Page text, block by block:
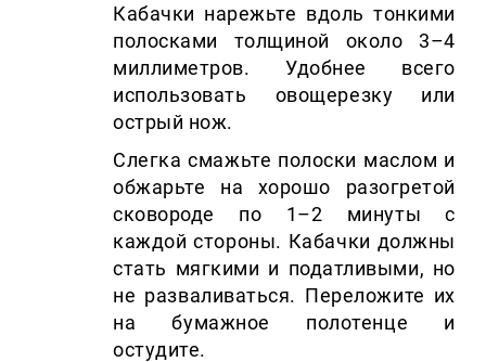
Кабачки нарежьте вдоль тонкими
полосками толщиной около 3–4
миллиметров. Удобнее всего
использовать овощерезку или
острый нож.
Слегка смажьте полоски маслом и
обжарьте на хорошо разогретой
сковороде по 1–2 минуты с
каждой стороны. Кабачки должны
стать мягкими и податливыми, но
не разваливаться. Переложите их
на бумажное полотенце и
остудите.